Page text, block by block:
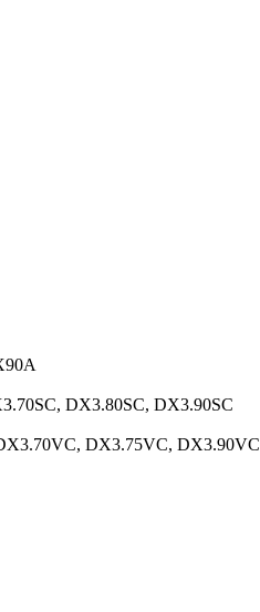
DX3.80SC, DX3.90SC
DX3.75VC, DX3.90VC